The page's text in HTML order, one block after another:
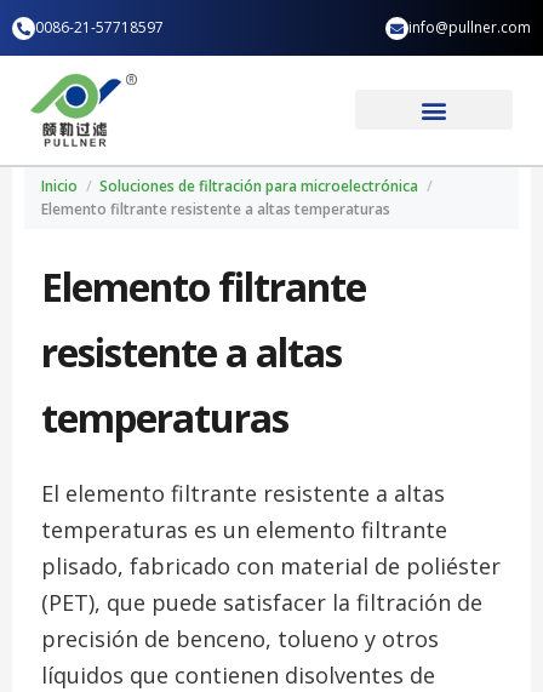
contenido
0086-21-57718597 info@pullner.com
Inicio / Soluciones de filtración para microelectrónica /
Elemento filtrante resistente a altas temperaturas
Elemento filtrante
resistente a altas
temperaturas
El elemento filtrante resistente a altas
temperaturas es un elemento filtrante
plisado, fabricado con material de poliéster
(PET), que puede satisfacer la filtración de
precisión de benceno, tolueno y otros
líquidos que contienen disolventes de